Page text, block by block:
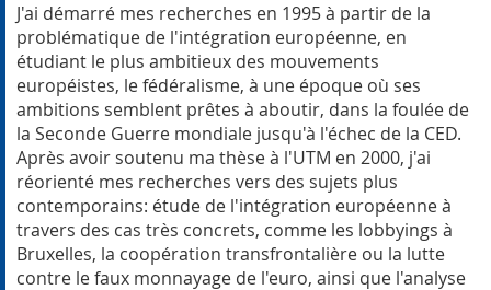
J'ai démarré mes recherches en 1995 à partir de la
problématique de l'intégration européenne, en
étudiant le plus ambitieux des mouvements
européistes, le fédéralisme, à une époque où ses
ambitions semblent prêtes à aboutir, dans la foulée de
la Seconde Guerre mondiale jusqu'à l'échec de la CED.
Après avoir soutenu ma thèse à l'UTM en 2000, j'ai
réorienté mes recherches vers des sujets plus
contemporains: étude de l'intégration européenne à
travers des cas très concrets, comme les lobbyings à
Bruxelles, la coopération transfrontalière ou la lutte
contre le faux monnayage de l'euro, ainsi que l'analyse